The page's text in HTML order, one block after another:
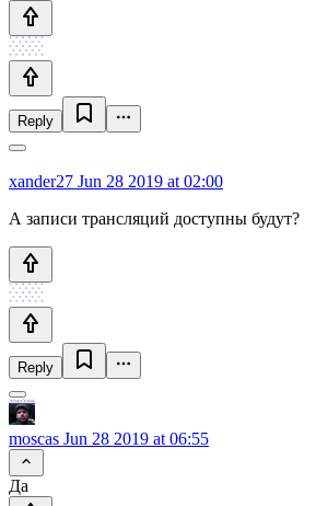
Reply
xander27 Jun 28 2019 at 02:00
А записи трансляций доступны будут?
Reply
moscas Jun 28 2019 at 06:55
Да